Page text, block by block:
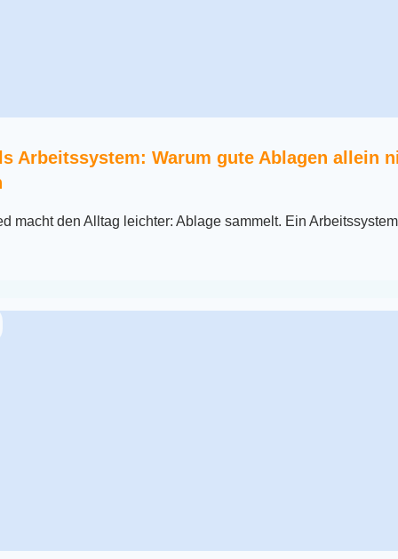
Arbeitssystem: Warum gute Ablagen allein
macht den Alltag leichter: Ablage sammelt. Ein